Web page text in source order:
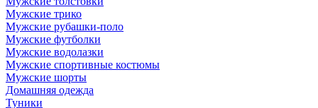
Мужские трико
Мужские рубашки-поло
Мужские футболки
Мужские водолазки
Мужские спортивные костюмы
Мужские шорты
Домашняя одежда
Туники